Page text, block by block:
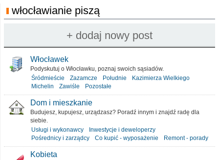
włocławianie piszą
Włocławek
Podyskutuj o Włocławku, poznaj swoich sąsiadów.
Śródmieście
Zazamcze Południe
Kazimierza Wielkiego
Michelin
Zawiśle Pozostałe
Dom i mieszkanie
Budujesz, kupujesz, urządzasz? Poradź innym i znajdź radę dla
siebie.
Usługi i wykonawcy
Inwestycje i deweloperzy
Pośrednicy i zarządcy
Co kupić - wyposażenie Remont - porady
Kobieta